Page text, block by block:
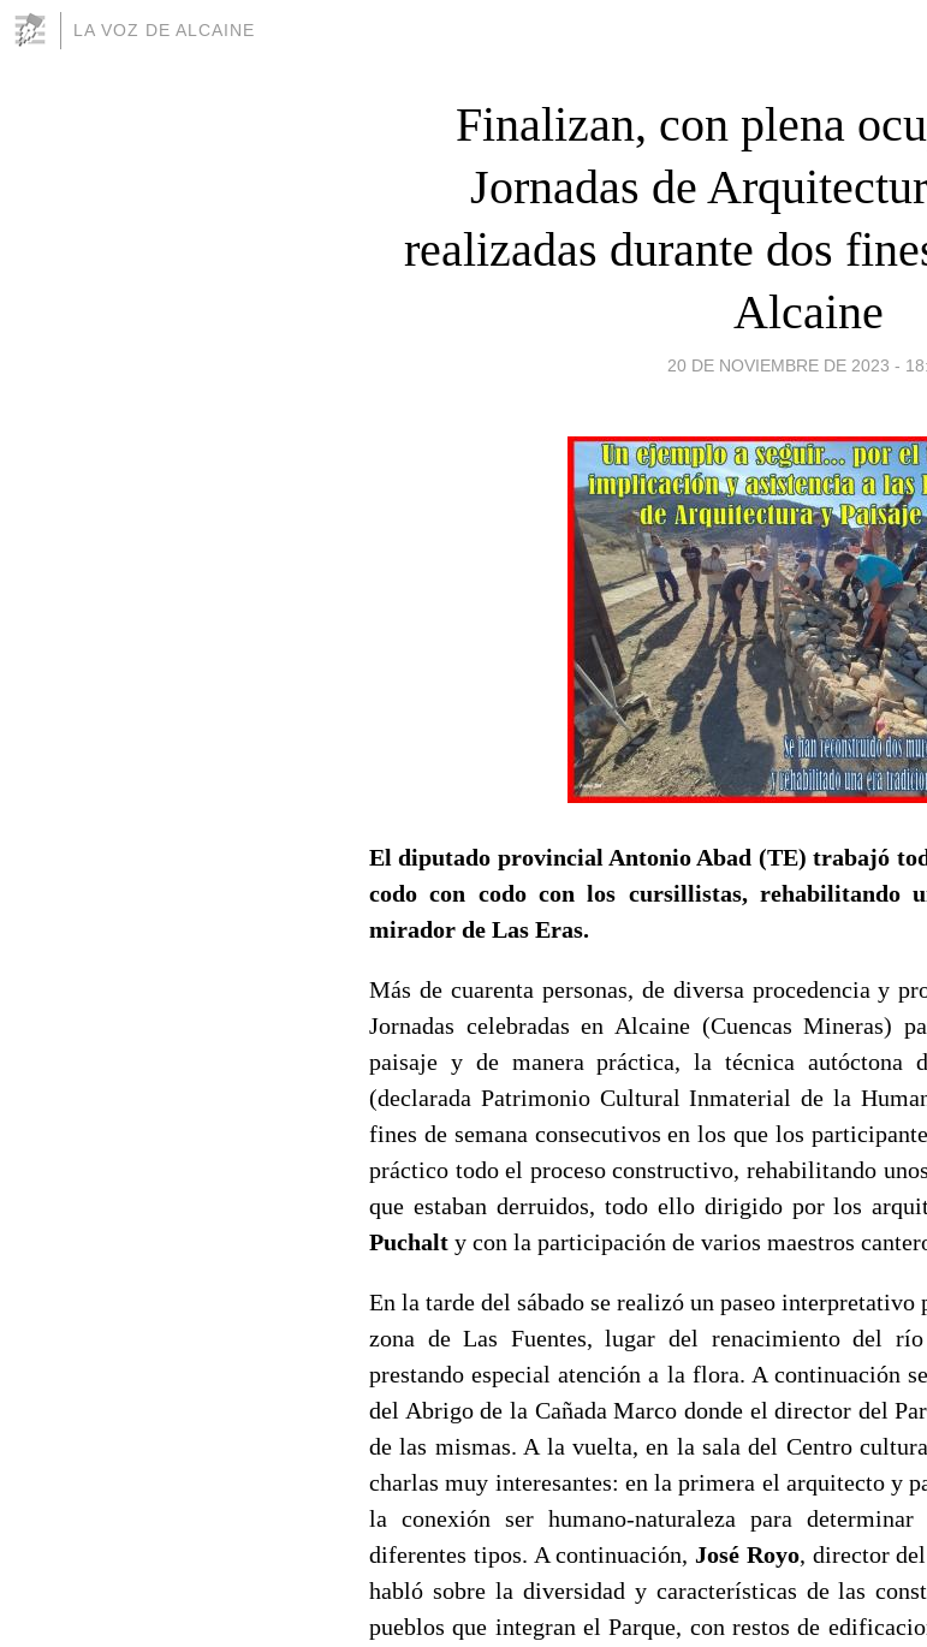
LA VOZ DE ALCAINE
Finalizan, con plena
Jornadas de
realizadas durante dos
Alcaine
20 DE NOVIEMBRE DE 2023 -
El diputado provincial Antonio Abad (TE) trabajó
codo con codo con los cursillistas, rehabilitando
mirador de Las Eras.
Más de cuarenta personas, de diversa procedencia y
Jornadas celebradas en Alcaine (Cuencas Mineras)
paisaje y de manera práctica, la técnica autóctona
(declarada Patrimonio Cultural Inmaterial de la
fines de semana consecutivos en los que los
práctico todo el proceso constructivo, rehabilitando
que estaban derruidos, todo ello dirigido por los
Puchalt y con la participación de varios maestros
En la tarde del sábado se realizó un paseo
zona de Las Fuentes, lugar del renacimiento del
prestando especial atención a la flora. A continuación
del Abrigo de la Cañada Marco donde el director del
de las mismas. A la vuelta, en la sala del Centro
charlas muy interesantes: en la primera el arquitecto y
la conexión ser humano-naturaleza para
diferentes tipos. A continuación, José Royo, director
habló sobre la diversidad y características de las
pueblos que integran el Parque, con restos de